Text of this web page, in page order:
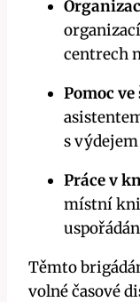
centrech
Pomoc
s
Práce v
místní
Těmto
volné časové